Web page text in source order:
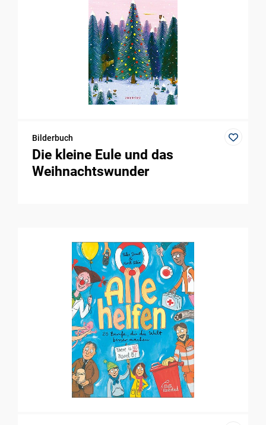
Bilderbuch
Die kleine Eule und das
Weihnachtswunder